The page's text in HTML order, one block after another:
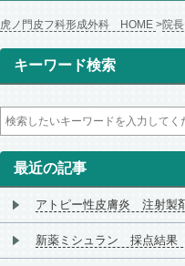
虎ノ門皮フ科形成外科 HOME 院
キーワード検索
最近の記事
アトピー性皮膚炎 注射製
新薬ミシュラン 採点結